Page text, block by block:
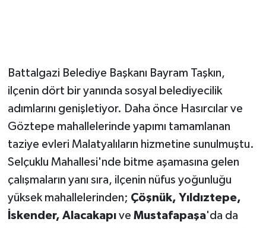
Battalgazi Belediye Başkanı Bayram Taşkın,
ilçenin dört bir yanında sosyal belediyecilik
adımlarını genişletiyor. Daha önce Hasırcılar ve
Göztepe mahallelerinde yapımı tamamlanan
taziye evleri Malatyalıların hizmetine sunulmuştu.
Selçuklu Mahallesi'nde bitme aşamasına gelen
çalışmaların yanı sıra, ilçenin nüfus yoğunluğu
yüksek mahallelerinden; Çöşnük, Yıldıztepe,
İskender, Alacakapıve Mustafapaşa'da da